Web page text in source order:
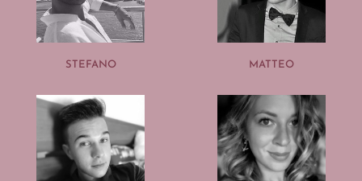
STEFANO MATTEO